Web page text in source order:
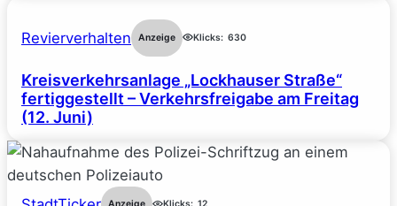
Revierverhalten Anzeige Klicks: 630
Kreisverkehrsanlage „Lockhauser Straße“
fertiggestellt – Verkehrsfreigabe am Freitag
(12. Juni)